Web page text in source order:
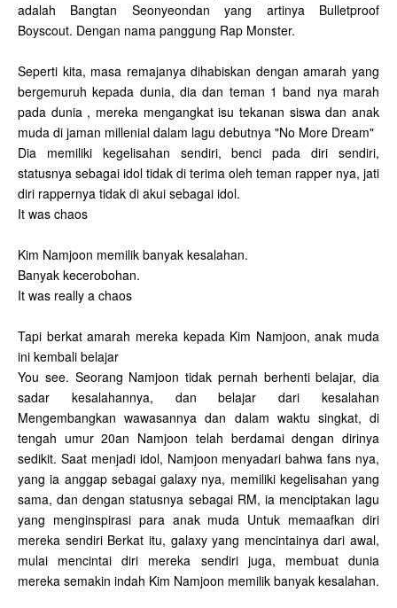
adalah Bangtan Seonyeondan yang artinya Bulletproof
Boyscout. Dengan nama panggung Rap Monster.
Seperti kita, masa remajanya dihabiskan dengan amarah yang
bergemuruh kepada dunia, dia dan teman 1 band nya marah
pada dunia , mereka mengangkat isu tekanan siswa dan anak
muda di jaman millenial dalam lagu debutnya "No More Dream"
Dia memiliki kegelisahan sendiri, benci pada diri sendiri,
statusnya sebagai idol tidak di terima oleh teman rapper nya, jati
diri rappernya tidak di akui sebagai idol.
It was chaos
Kim Namjoon memilik banyak kesalahan.
Banyak kecerobohan.
It was really a chaos
Tapi berkat amarah mereka kepada Kim Namjoon, anak muda
ini kembali belajar
You see. Seorang Namjoon tidak pernah berhenti belajar, dia
sadar kesalahannya, dan belajar dari kesalahan
Mengembangkan wawasannya dan dalam waktu singkat, di
tengah umur 20an Namjoon telah berdamai dengan dirinya
sedikit. Saat menjadi idol, Namjoon menyadari bahwa fans nya,
yang ia anggap sebagai galaxy nya, memiliki kegelisahan yang
sama, dan dengan statusnya sebagai RM, ia menciptakan lagu
yang menginspirasi para anak muda Untuk memaafkan diri
mereka sendiri Berkat itu, galaxy yang mencintainya dari awal,
mulai mencintai diri mereka sendiri juga, membuat dunia
mereka semakin indah Kim Namjoon memilik banyak kesalahan.